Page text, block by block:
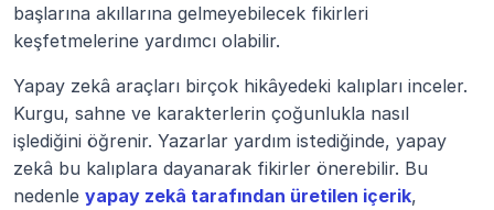
başlarına akıllarına gelmeyebilecek fikirleri
keşfetmelerine yardımcı olabilir.
Yapay zekâ araçları birçok hikâyedeki kalıpları inceler.
Kurgu, sahne ve karakterlerin çoğunlukla nasıl
işlediğini öğrenir. Yazarlar yardım istediğinde, yapay
zekâ bu kalıplara dayanarak fikirler önerebilir. Bu
nedenle yapay zekâ tarafından üretilen içerik,